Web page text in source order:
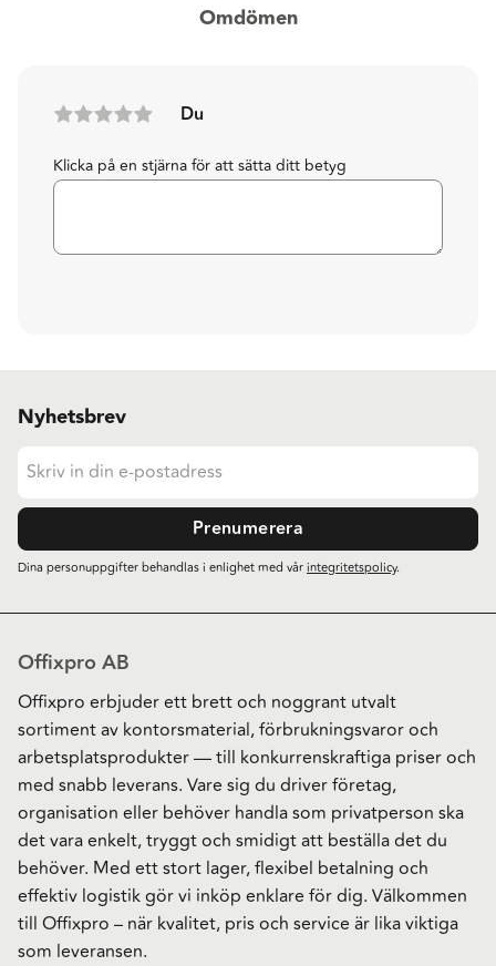
Omdömen
Du
Klicka på en stjärna för att sätta ditt betyg
Nyhetsbrev
Prenumerera
Dina personuppgifter behandlas i enlighet med vårintegritetspolicy.
Offixpro AB
Offixpro erbjuder ett brett och noggrant utvalt
sortiment av kontorsmaterial, förbrukningsvaror och
arbetsplatsprodukter — till konkurrenskraftiga priser och
med snabb leverans. Vare sig du driver företag,
organisation eller behöver handla som privatperson ska
det vara enkelt, tryggt och smidigt att beställa det du
behöver. Med ett stort lager, flexibel betalning och
effektiv logistik gör vi inköp enklare för dig. Välkommen
till Offixpro – när kvalitet, pris och service är lika viktiga
som leveransen.